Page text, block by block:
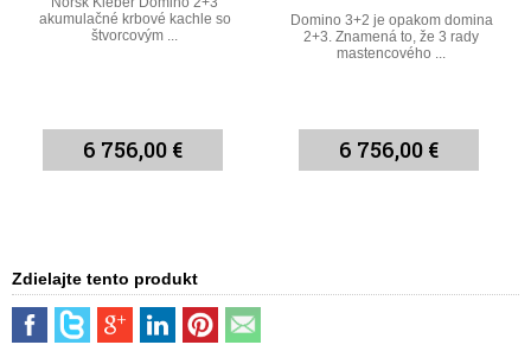
Domino 3+2 je opakom domina
2+3. Znamená to, že 3 rady
6 756,00 €
Norsk Kleber Kristin mastencové
krbové kachle s plochým vrchom ...
9 696,00 €
Zdielajte tento produkt